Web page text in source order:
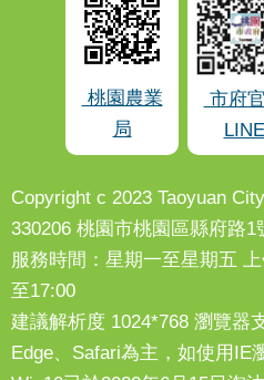
桃園農業
局
市府
LINE
Copyright c 2023 Taoyuan
330206 桃園市桃園區縣府路1
服務時間：星期一至星期五
至17:00
建議解析度 1024*768 瀏覽器
Edge、Safari為主，如使用IE